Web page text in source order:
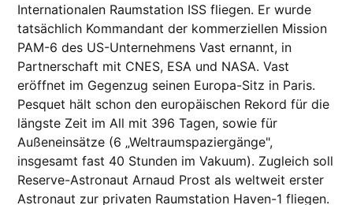
Internationalen Raumstation ISS fliegen. Er wurde
tatsächlich Kommandant der kommerziellen Mission
PAM-6 des US-Unternehmens Vast ernannt, in
Partnerschaft mit CNES, ESA und NASA. Vast
eröffnet im Gegenzug seinen Europa-Sitz in Paris.
Pesquet hält schon den europäischen Rekord für die
längste Zeit im All mit 396 Tagen, sowie für
Außeneinsätze (6 „Weltraumspaziergänge",
insgesamt fast 40 Stunden im Vakuum). Zugleich soll
Reserve-Astronaut Arnaud Prost als weltweit erster
Astronaut zur privaten Raumstation Haven-1 fliegen.